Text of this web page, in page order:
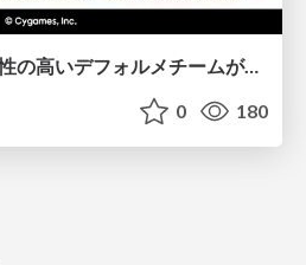
【CEDEC2026】専門性の高いデフォルメチームが挑んだ人材育成戦略 〜Cygames Academiaの企画から実施まで〜
0 180